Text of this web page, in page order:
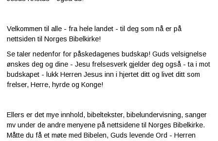
Velkommen til alle - fra hele landet - til deg som nå er på
nettsiden til Norges Bibelkirke!
Se taler nedenfor for påskedagenes budskap! Guds velsignelse
ønskes deg og dine - Jesu frelsesverk gjelder deg også - ta i mot
budskapet - lukk Herren Jesus inn i hjertet ditt og livet ditt som
frelser, Herre, hyrde og Konge!
Ellers er det mye innhold, bibeltekster, bibelundervisning, sanger
mv under de andre menyene på nettsidene til Norges Bibelkirke.
Måtte du få et møte med Bibelen, Guds levende Ord - Herren